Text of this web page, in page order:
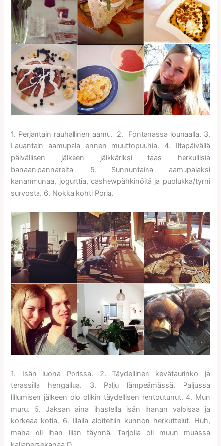
1. Perjantain rauhallinen aamu. 2. Fontanassa lounaalla. 3.
Lauantain aamupala ennen muuttopuuhia. 4. Iltapäivällä
päivällisen jälkeen jälkkäriksi taas herkullisia
banaanipannareita. 5. Sunnuntaina aamupalaksi
kananmunaa, jogurttia, cashewpähkinöitä ja puolukka/tyrni
survosta. 6. Nokka kohti Poria.
1. Isän luona Porissa. 2. Täydellinen kevätaurinko ja
terassilla hengailua. 3. Palju lämpeämässä. Paljussa
lillumisen jälkeen olo olikin täydellisen rentoutunut. 4. Mun
muru. 5. Jaksan aina ihastella isän ihanan valoisaa ja
korkeaa kotia. 6. Illalla aloiteltiin kunnon herkuttelut. Huh,
maha oli ihan liian täynnä. Tarjolla oli muun muassa